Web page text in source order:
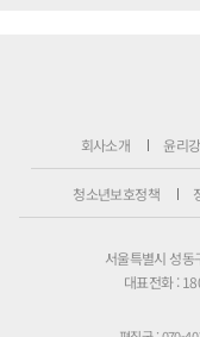
회사소개 윤리
청소년보호정책
서울특별시 성
대표전화 :